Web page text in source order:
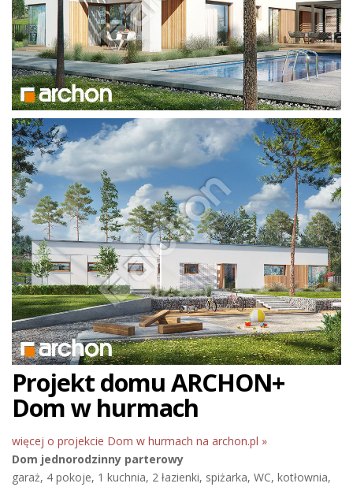
Projekt domu ARCHON+
Dom w hurmach
więcej o projekcie Dom w hurmach na archon.pl »
Dom jednorodzinny parterowy
garaż, 4 pokoje, 1 kuchnia, 2 łazienki, spiżarka, WC, kotłownia,